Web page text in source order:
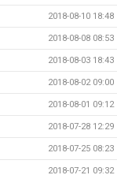
2018-08-10 18:48
2018-08-08 08:53
2018-08-03 18:43
2018-08-02 09:00
2018-08-01 09:12
2018-07-28 12:29
2018-07-25 08:23
2018-07-21 09:32